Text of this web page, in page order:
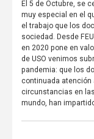
El 5 de Octubre, se
muy especial en el
el trabajo que los
sociedad. Desde
en 2020 pone en
de USO venimos
pandemia: que los
continuada atención
circunstancias en
mundo, han